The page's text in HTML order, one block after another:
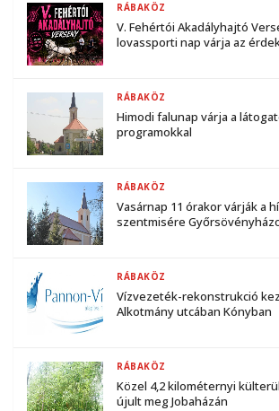
V. Fehértói Akadályhajtó
lovassporti nap várja az
RÁBAKÖZ
Himodi falunap várja a
programokkal
RÁBAKÖZ
Vasárnap 11 órakor várják a
szentmisére
RÁBAKÖZ
Vízvezeték-rekonstrukció
Alkotmány utcában Kónyban
RÁBAKÖZ
Közel 4,2 kilométernyi
újult meg Jobaházán
RÁBAKÖZ